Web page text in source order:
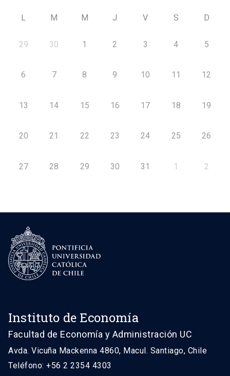
L M M J V S D
29 30 1 2 3 4 5
6 7 8 9 10 11 12
13 14 15 16 17 18 19
20 21 22 23 24 25 26
27 28 29 30 31 1 2
Instituto de Economía
Facultad de Economía y Administración UC
Avda. Vicuña Mackenna 4860, Macul. Santiago, Chile
Teléfono: +56 2 2354 4303